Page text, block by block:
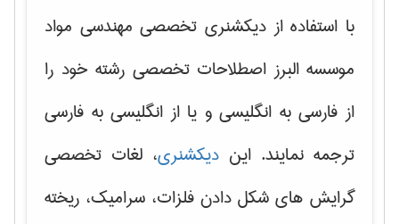
با استفاده از دیکشنری تخصصی مهندسی مواد
موسسه البرز اصطلاحات تخصصی رشته خود را
از فارسی به انگلیسی و یا از انگلیسی به فارسی
ترجمه نمایند. این دیکشنری، لغات تخصصی
گرایش های شکل دادن فلزات، سرامیک، ریخته